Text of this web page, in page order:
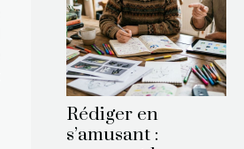
Rédiger en
s’amusant :